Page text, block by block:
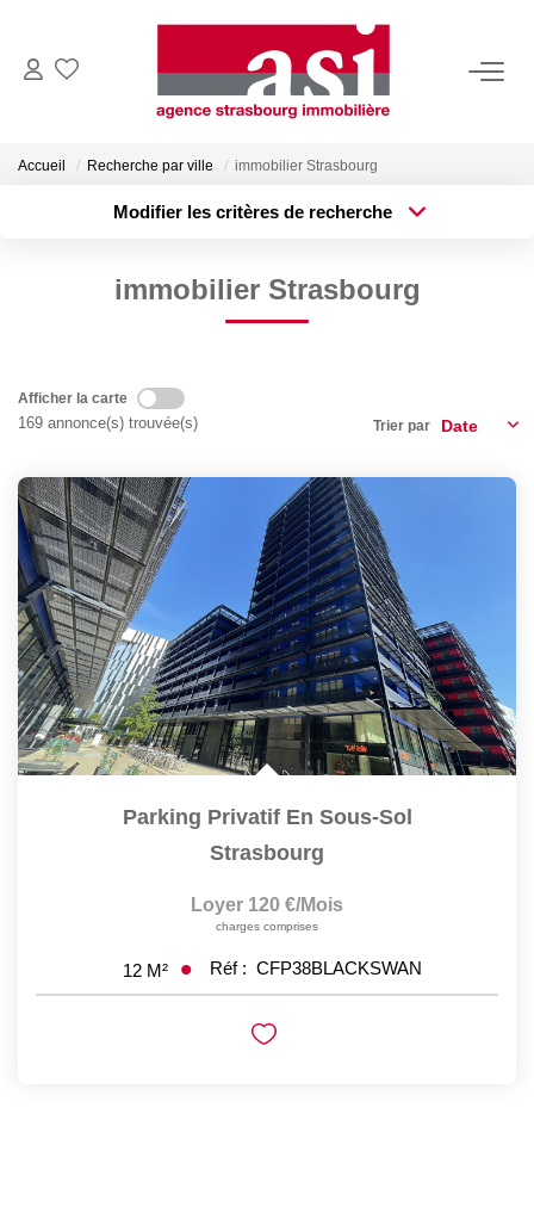
VENDRE
Estimez Votre Bien
Pourquoi Nous Choisir ?
ACHETER
Consulter Nos Annonces
GÉRER
SYNDIC
IMMEUBLE
ASSURANCE
CONTACT
Nos Agences
Accueil Recherche par ville immobilier Strasbourg
Modifier les critères de recherche
Type de bien
Créer une alerte
immobilier Strasbourg
Afficher la carte
169 annonce(s) trouvée(s) Trier par
Parking Privatif En Sous-Sol
Strasbourg
Loyer 120 €/mois
charges comprises
12 M² Réf : CFP38BLACKSWAN